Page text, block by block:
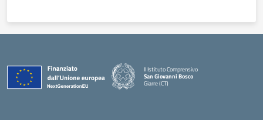
II Istituto Comprensivo
San Giovanni Bosco
Giarre (CT)